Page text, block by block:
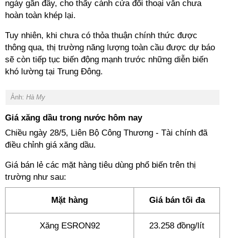
ngày gần đây, cho thấy cánh cửa đối thoại vẫn chưa
hoàn toàn khép lại.
Tuy nhiên, khi chưa có thỏa thuận chính thức được
thông qua, thị trường năng lượng toàn cầu được dự báo
sẽ còn tiếp tục biến động mạnh trước những diễn biến
khó lường tại Trung Đông.
Ảnh: Hà My
Giá xăng dầu trong nước hôm nay
Chiều ngày 28/5, Liên Bộ Công Thương - Tài chính đã
điều chỉnh giá xăng dầu.
Giá bán lẻ các mặt hàng tiêu dùng phổ biến trên thị
trường như sau:
Mặt hàng Giá bán tối đa
Xăng ESRON92 23.258 đồng/lít